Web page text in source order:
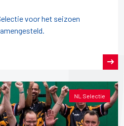
voor het seizoen
NL Selectie